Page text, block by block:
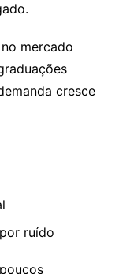
mercado
cresce
ruído